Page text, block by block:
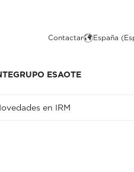
Contactar España
GRUPO ESAOTE
en IRM